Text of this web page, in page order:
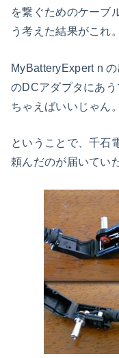
を繋ぐためのケーブ
う考えた結果がこれ。
MyBatteryExpert n
のDCアダプタにあ
ちゃえばいいじゃん。
ということで、千石
頼んだのが届いてい